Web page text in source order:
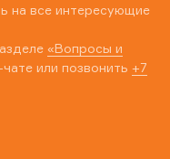
на все интересующие
«Вопросы и
или позвонить +7